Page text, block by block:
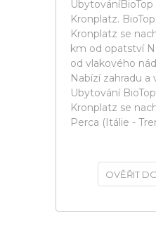
Kronplatz.
Kronplatz se
km od opatství
od vlakového
Nabízí zahradu a
Ubytování
Kronplatz se
Perca (Itálie -
OVĚŘIT